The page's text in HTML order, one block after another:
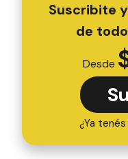
Suscribite
de
Desde
¿Ya